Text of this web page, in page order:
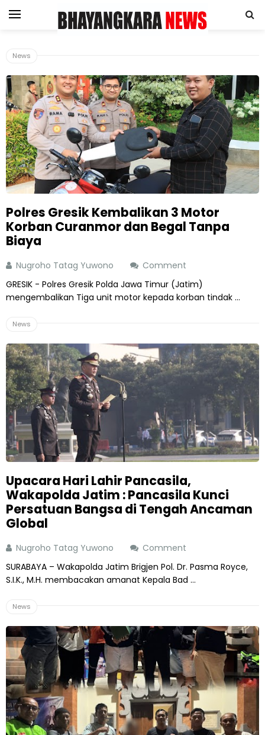
News
Polres Gresik Kembalikan 3 Motor
Korban Curanmor dan Begal Tanpa
Biaya
Nugroho Tatag Yuwono
Comment
GRESIK - Polres Gresik Polda Jawa Timur (Jatim)
mengembalikan Tiga unit motor kepada korban tindak ...
News
Upacara Hari Lahir Pancasila,
Wakapolda Jatim : Pancasila Kunci
Persatuan Bangsa di Tengah Ancaman
Global
Nugroho Tatag Yuwono
Comment
SURABAYA – Wakapolda Jatim Brigjen Pol. Dr. Pasma Royce,
S.I.K., M.H. membacakan amanat Kepala Bad ...
News